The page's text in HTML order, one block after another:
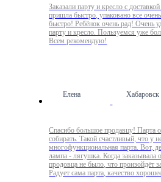
Заказали парту и кресло с
пришла быстро, упаковано все
быстро! Ребёнок очень рад! Очень
парту и кресло. Пользуемся уже
Всем рекомендую!
Елена Хабаровск
Спасибо большое продавцу! Парта
собирать. Такой счастливый, что у
многофункциональная парта. Вот,
лампа - лягушка. Когда заказывала
продовца не было, что произойдёт
Радует сама парта, качество